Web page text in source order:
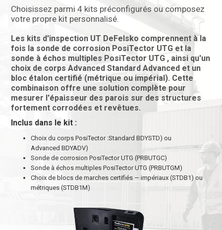
Choisissez parmi 4 kits préconfigurés ou composez
votre propre kit personnalisé.
Les kits d'inspection UT DeFelsko comprennent à la
fois la sonde de corrosion PosiTector UTG et la
sonde à échos multiples PosiTector UTG , ainsi qu'un
choix de corps Advanced Standard Advanced et un
bloc étalon certifié (métrique ou impérial). Cette
combinaison offre une solution complète pour
mesurer l'épaisseur des parois sur des structures
fortement corrodées et revêtues.
Inclus dans le kit :
Choix du corps PosiTector :Standard BDYSTD) ou
Advanced BDYADV)
Sonde de corrosion PosiTector UTG (PRBUTGC)
Sonde à échos multiples PosiTector UTG (PRBUTGM)
Choix de blocs de marches certifiés — impériaux (STDB1) ou
métriques (STDB1M)